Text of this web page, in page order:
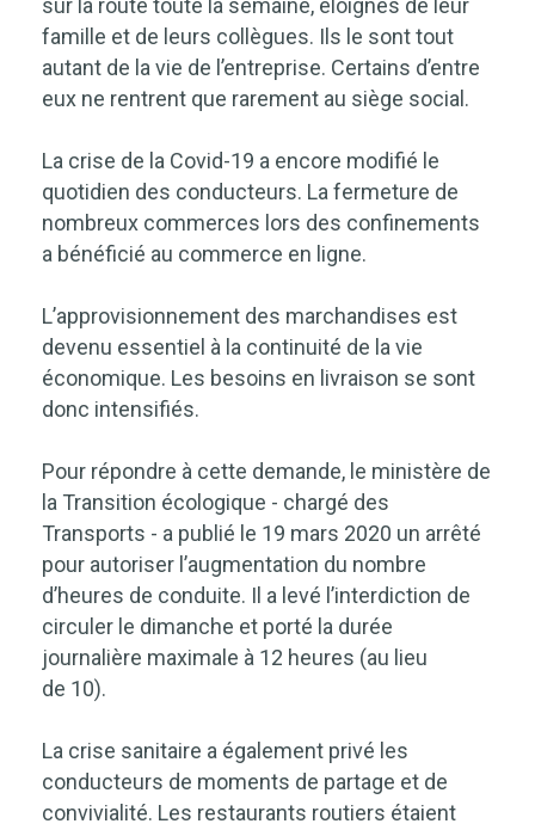
sur la route toute la semaine, éloignés de leur
famille et de leurs collègues. Ils le sont tout
autant de la vie de l’entreprise. Certains d’entre
eux ne rentrent que rarement au siège social.
La crise de la Covid-19 a encore modifié le
quotidien des conducteurs. La fermeture de
nombreux commerces lors des confinements
a bénéficié au commerce en ligne.
L’approvisionnement des marchandises est
devenu essentiel à la continuité de la vie
économique. Les besoins en livraison se sont
donc intensifiés.
Pour répondre à cette demande, le ministère de
la Transition écologique - chargé des
Transports - a publié le 19 mars 2020 un arrêté
pour autoriser l’augmentation du nombre
d’heures de conduite. Il a levé l’interdiction de
circuler le dimanche et porté la durée
journalière maximale à 12 heures (au lieu
de 10).
La crise sanitaire a également privé les
conducteurs de moments de partage et de
convivialité. Les restaurants routiers étaient